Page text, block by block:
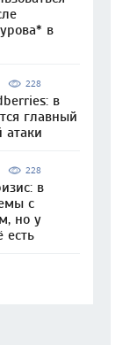
в
228
в
главный
атаки
228
в
с
но у
есть